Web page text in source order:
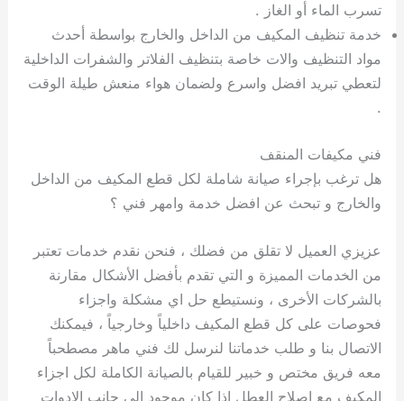
تسرب الماء أو الغاز .
خدمة تنظيف المكيف من الداخل والخارج بواسطة أحدث
مواد التنظيف والات خاصة بتنظيف الفلاتر والشفرات الداخلية
لتعطي تبريد افضل واسرع ولضمان هواء منعش طيلة الوقت
.
فني مكيفات المنقف
هل ترغب بإجراء صيانة شاملة لكل قطع المكيف من الداخل
والخارج و تبحث عن افضل خدمة وامهر فني ؟
عزيزي العميل لا تقلق من فضلك ، فنحن نقدم خدمات تعتبر
من الخدمات المميزة و التي تقدم بأفضل الأشكال مقارنة
بالشركات الأخرى ، ونستيطع حل اي مشكلة واجزاء
فحوصات على كل قطع المكيف داخلياً وخارجياً ، فيمكنك
الاتصال بنا و طلب خدماتنا لنرسل لك فني ماهر مصطحباً
معه فريق مختص و خبير للقيام بالصيانة الكاملة لكل اجزاء
المكيف مع اصلاح العطل إذا كان موجود الى جانب الادوات